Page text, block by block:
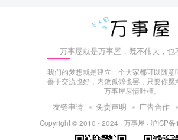
万事屋就是万事屋，既不伟大，也
我们的梦想就是建立一个大家都可以随意
善于交流也好，内敛孤僻也罢，只要你愿
万事屋尽情吐槽。
友链申请 免责声明 广告合作
Copyright © 2010 - 2024 · 万事屋 · 沪ICP备